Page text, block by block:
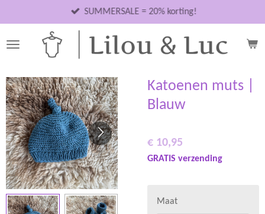
direct
naar
SUMMERSALE = 20% korting!
Katoenen muts |
Blauw
€ 10,95
GRATIS verzending
Maat